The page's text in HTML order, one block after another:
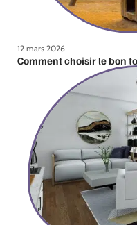
12 mars 2026
Comment choisir le bon